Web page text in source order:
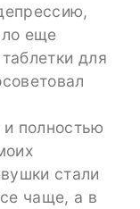
еще
для
полностью
стали
чаще, а в